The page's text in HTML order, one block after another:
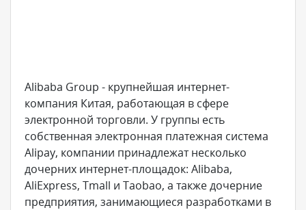
Alibaba Group - крупнейшая интернет-
компания Китая, работающая в сфере
электронной торговли. У группы есть
собственная электронная платежная система
Alipay, компании принадлежат несколько
дочерних интернет-площадок: Alibaba,
AliExpress, Tmall и Taobao, а также дочерние
предприятия, занимающиеся разработками в